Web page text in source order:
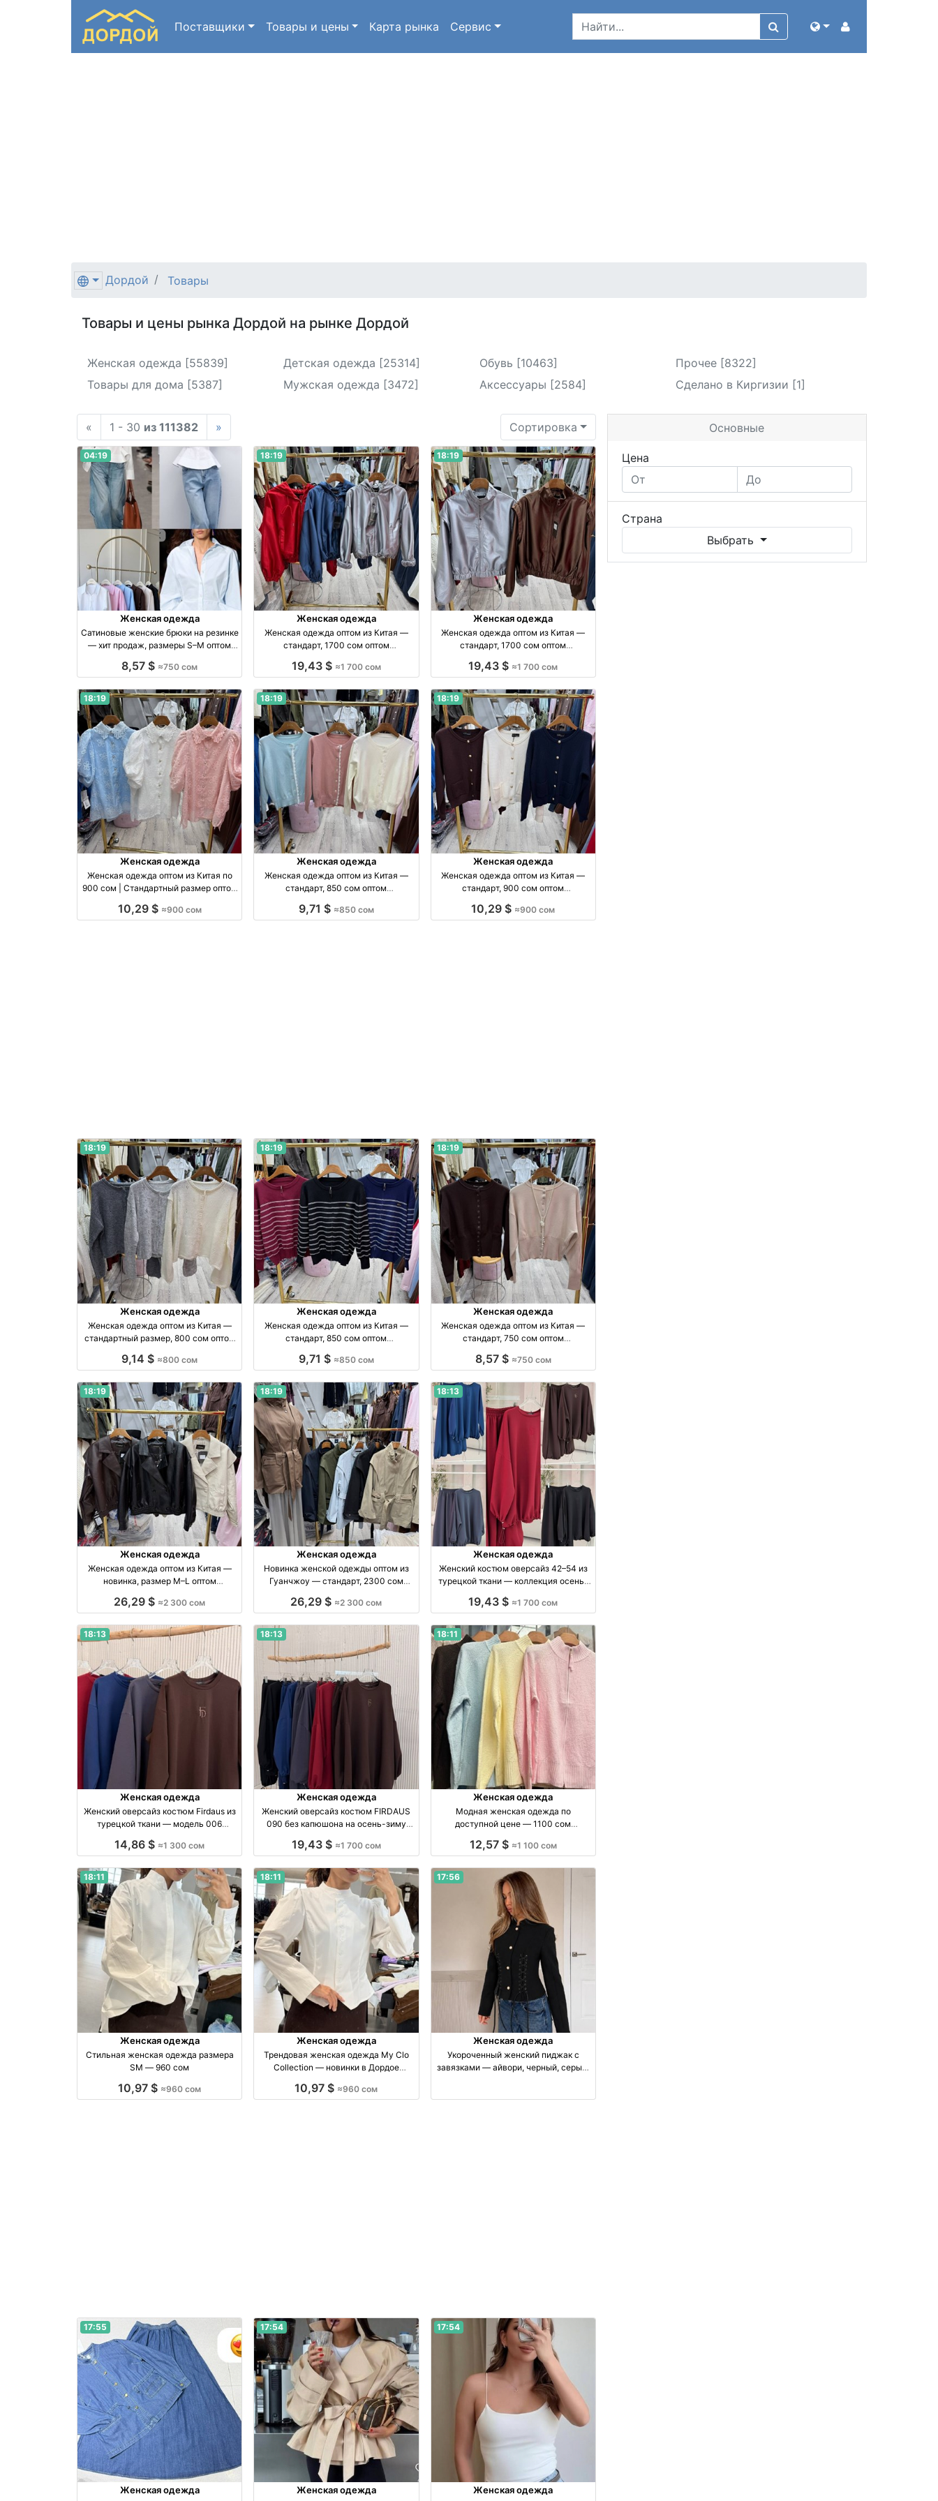
Поставщики Товары и цены Карта рынка Сервис
Дордой Товары
Товары и цены рынка Дордой на рынке Дордой
Женская одежда [55839] Детская одежда [25314] Обувь [10463]
Прочее [8322]
Товары для дома [5387]
Мужская одежда [3472] Аксессуары [2584] Сделано в Киргизии [1]
« 1 - 30 из 111382 » Сортировка
04:19
Женская одежда
Сатиновые женские брюки на резинке
— хит продаж, размеры S–M оптом
8,57 $ ≈750 сом
18:19
Женская одежда
Женская одежда оптом из Китая —
стандарт, 1700 сом оптом
19,43 $ ≈1 700 сом
18:19
Женская одежда
Женская одежда оптом из Китая —
стандарт, 1700 сом оптом
19,43 $ ≈1 700 сом
18:19
Женская одежда
Женская одежда оптом из Китая по
900 сом | Стандартный размер оптом
10,29 $ ≈900 сом
18:19
Женская одежда
Женская одежда оптом из Китая —
стандарт, 850 сом оптом
9,71 $ ≈850 сом
18:19
Женская одежда
Женская одежда оптом из Китая —
стандарт, 900 сом оптом
10,29 $ ≈900 сом
18:19
Женская одежда
Женская одежда оптом из Китая —
стандартный размер, 800 сом оптом
9,14 $ ≈800 сом
18:19
Женская одежда
Женская одежда оптом из Китая —
стандарт, 850 сом оптом
9,71 $ ≈850 сом
18:19
Женская одежда
Женская одежда оптом из Китая —
стандарт, 750 сом оптом
8,57 $ ≈750 сом
18:19
Женская одежда
Женская одежда оптом из Китая —
новинка, размер M–L оптом
26,29 $ ≈2 300 сом
18:19
Женская одежда
Новинка женской одежды оптом из
Гуанчжоу — стандарт, 2300 сом
26,29 $ ≈2 300 сом
18:13
Женская одежда
Женский костюм оверсайз 42–54 из
турецкой ткани — коллекция осень-
19,43 $ ≈1 700 сом
18:13
Женская одежда
Женский оверсайз костюм Firdaus из
турецкой ткани — модель 006
14,86 $ ≈1 300 сом
18:13
Женская одежда
Женский оверсайз костюм FIRDAUS
090 без капюшона на осень-зиму
19,43 $ ≈1 700 сом
18:11
Женская одежда
Модная женская одежда по
доступной цене — 1100 сом
12,57 $ ≈1 100 сом
18:11
Женская одежда
Стильная женская одежда размера
SM — 960 сом
10,97 $ ≈960 сом
18:11
Женская одежда
Трендовая женская одежда My Clo
Collection — новинки в Дордое
10,97 $ ≈960 сом
17:56
Женская одежда
Укороченный женский пиджак с
завязками — айвори, черный, серый,
17:55
Женская одежда
17:54
Женская одежда
17:54
Женская одежда
Основные
Цена
Страна
Выбрать